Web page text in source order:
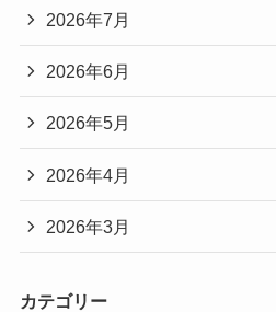
2026年7月
2026年6月
2026年5月
2026年4月
2026年3月
カテゴリー